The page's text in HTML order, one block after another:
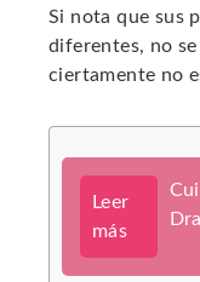
Si nota que sus
diferentes, no
ciertamente no
Leer
más